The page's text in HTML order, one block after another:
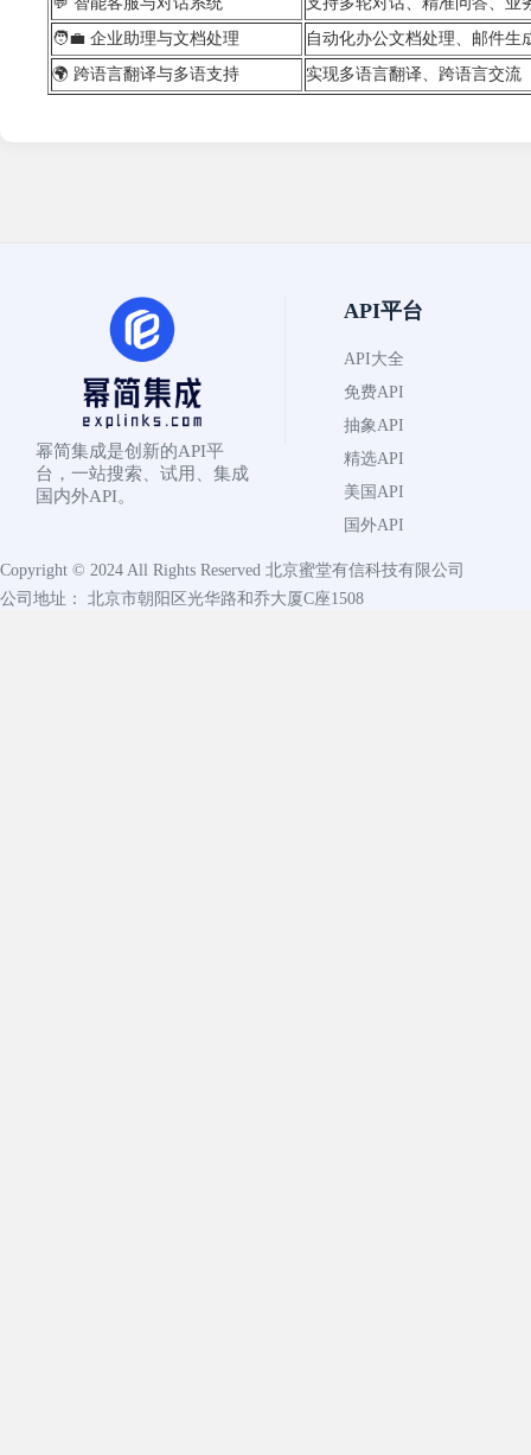
🧑‍💼 企业助理与文档处理
自动化办公文档处理、邮件生
🌍 跨语言翻译与多语支持
实现多语言翻译、跨语言交流
幂简集成是创新的API平
台，一站搜索、试用、集成
国内外API。
API平台
API大全
免费API
抽象API
精选API
美国API
国外API
Copyright © 2024 All Rights Reserved 北京蜜堂有信科技有限公司
公司地址： 北京市朝阳区光华路和乔大厦C座1508